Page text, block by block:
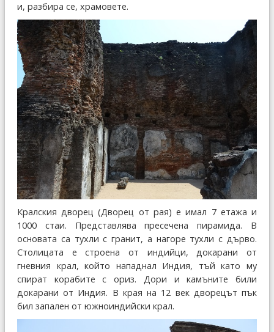
и, разбира се, храмовете.
Кралския дворец (Дворец от рая) е имал 7 етажа и
1000 стаи. Представлява пресечена пирамида. В
основата са тухли с гранит, а нагоре тухли с дърво.
Столицата е строена от индийци, докарани от
гневния крал, който нападнал Индия, тъй като му
спират корабите с ориз. Дори и камъните били
докарани от Индия. В края на 12 век дворецът пък
бил запален от южноиндийски крал.